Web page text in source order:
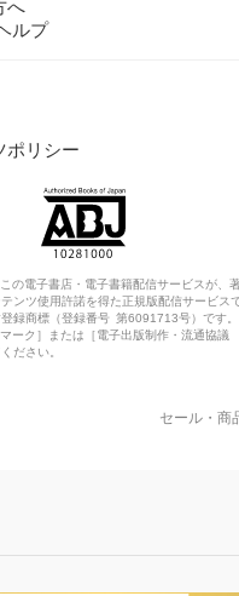
へ
ルプ
ポリシー
の電子書店・電子書籍配信サービスが、
ンツ使用許諾を得た正規版配信サービス
録商標（登録番号 第6091713号）です。
ーク］または［電子出版制作・流通協議
ださい。
セール・商